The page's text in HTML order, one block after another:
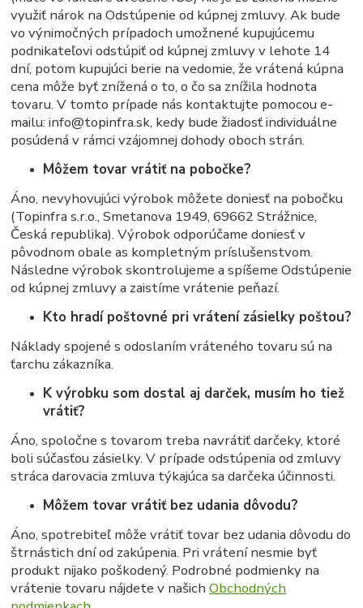
využiť nárok na Odstúpenie od kúpnej zmluvy. Ak bude
vo výnimočných prípadoch umožnené kupujúcemu
podnikateľovi odstúpiť od kúpnej zmluvy v lehote 14
dní, potom kupujúci berie na vedomie, že vrátená kúpna
cena môže byť znížená o to, o čo sa znížila hodnota
tovaru. V tomto prípade nás kontaktujte pomocou e-
mailu: info@topinfra.sk, kedy bude žiadosť individuálne
posúdená v rámci vzájomnej dohody oboch strán.
Môžem tovar vrátiť na pobočke?
Áno, nevyhovujúci výrobok môžete doniesť na pobočku
(Topinfra s.r.o., Smetanova 1949, 69662 Strážnice,
Česká republika). Výrobok odporúčame doniesť v
pôvodnom obale as kompletným príslušenstvom.
Následne výrobok skontrolujeme a spíšeme Odstúpenie
od kúpnej zmluvy a zaistíme vrátenie peňazí.
Kto hradí poštovné pri vrátení zásielky poštou?
Náklady spojené s odoslaním vráteného tovaru sú na
ťarchu zákazníka.
K výrobku som dostal aj darček, musím ho tiež
vrátiť?
Áno, spoločne s tovarom treba navrátiť darčeky, ktoré
boli súčasťou zásielky. V prípade odstúpenia od zmluvy
stráca darovacia zmluva týkajúca sa darčeka účinnosti.
Môžem tovar vrátiť bez udania dôvodu?
Áno, spotrebiteľ môže vrátiť tovar bez udania dôvodu do
štrnástich dní od zakúpenia. Pri vrátení nesmie byť
produkt nijako poškodený. Podrobné podmienky na
vrátenie tovaru nájdete v našichObchodných